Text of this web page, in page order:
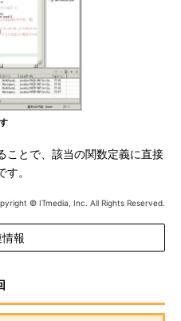
とで、該当の関数定義に直接
。
© ITmedia, Inc. All Rights Reserved.
報